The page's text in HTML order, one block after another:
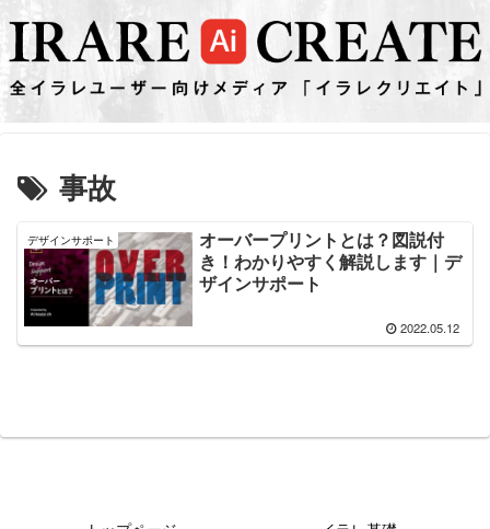
事故
デザインサポート
オーバープリントとは？図説付
き！わかりやすく解説します｜デ
ザインサポート
2022.05.12